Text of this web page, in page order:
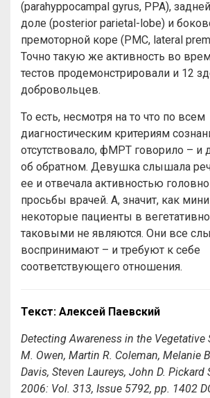
(parahyppocampal gyrus, PPA),
доле (posterior parietal-lobe) и
премоторной коре (PMC, lateral
Точно такую же активность во
тестов продемонстрировали и 12
добровольцев.
То есть, несмотря на то что по всем
диагностическим критериям
отсутствовало, фМРТ говорило – и
об обратном. Девушка слышала
ее и отвечала активностью
просьбы врачей. А, значит, как
некоторые пациенты в
таковыми не являются. Они все
воспринимают – и требуют к себе
соответствующего отношения.
Текст: Алексей Паевский
Detecting Awareness in the Vegetative
M. Owen, Martin R. Coleman, Melanie
Davis, Steven Laureys, John D.
2006: Vol. 313, Issue 5792, pp. 1402